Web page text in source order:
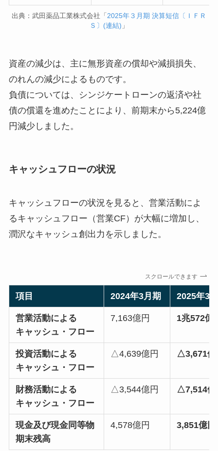
出典：武田薬品工業株式会社「 2025年３月期 決算短信〔ＩＦＲ
Ｓ〕(連結) 」
資産の減少は、主に無形資産の償却や減損損失、
のれんの減少によるものです。
負債については、シンジケートローンの返済や社
債の償還を進めたことにより、前期末から5,224億
円減少しました。
キャッシュフローの状況
キャッシュフローの状況を見ると、営業活動によ
るキャッシュフロー（営業CF）が大幅に増加し、
潤沢なキャッシュ創出力を示しました。
スクロールできます
項目 2024年3月期 2025年3
営業活動による
キャッシュ・フロー
7,163億円 1兆572億
投資活動による
キャッシュ・フロー
△4,639億円 △3,671億
財務活動による
キャッシュ・フロー
△3,544億円 △7,514億
現金及び現金同等物
期末残高
4,578億円 3,851億円